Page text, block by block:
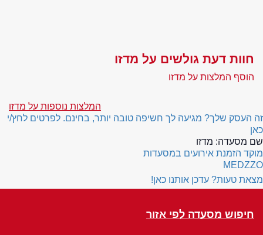
חוות דעת גולשים על מדזו
הוסף המלצות על מדזו
המלצות נוספות על מדזו
זה העסק שלך? מגיעה לך חשיפה טובה יותר, בחינם. לפרטים לחץ/י
כאן
שם מסעדה: מדזו
מוקד הזמנת אירועים במסעדות
MEDZZO
מצאת טעות? עדכן אותנו כאן!
חיפוש מסעדה לפי אזור